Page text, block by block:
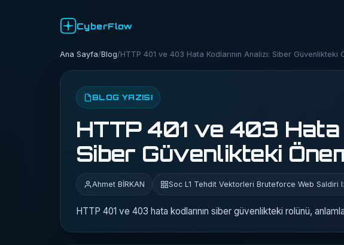
CyberFlow
Ana Sayfa/Blog/HTTP 401 ve 403 Hata Kodlarının Analizi: Siber Güvenlikteki
BLOG YAZISI
HTTP 401 ve 403 Hata
Siber Güvenlikteki
Ahmet BİRKAN Soc L1 Tehdit Vektorleri Bruteforce Web Saldiri
HTTP 401 ve 403 hata kodlarının siber güvenlikteki rolünü,